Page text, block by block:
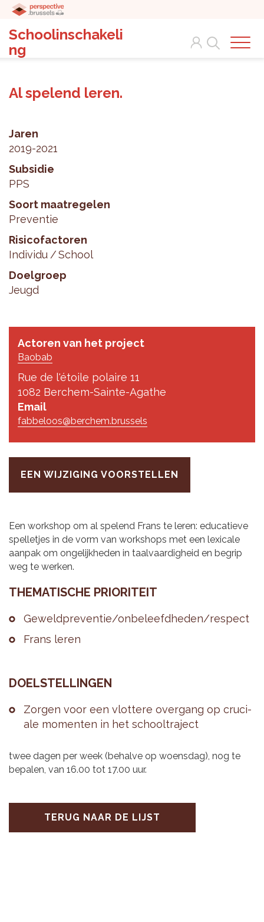
Schoolinschakeli
ng
Search
Al spelend leren.
Jaren
2019-2021
Subsidie
PPS
Soort maatregelen
Preventie
Risicofactoren
Individu
School
Doelgroep
Jeugd
Actoren van het project
Baobab
Rue de l'étoile polaire 11
1082 Berchem-Sainte-Agathe
Email
fabbeloos@berchem.brussels
EEN WIJZIGING VOORSTELLEN
Een workshop om al spelend Frans te leren: educatieve
spelletjes in de vorm van workshops met een lexicale
aanpak om ongelijkheden in taalvaardigheid en begrip
weg te werken.
THE­MA­TI­SCHE PRI­O­RI­TEIT
Ge­weld­pre­ven­tie/on­be­leefd­he­den/res­pect
Frans leren
DOEL­STEL­LIN­GEN
Zor­gen voor een vlot­te­re over­gang op cru­ci­
a­le mo­men­ten in het school­tra­ject
twee dagen per week (behalve op woensdag), nog te
bepalen, van 16.00 tot 17.00 uur.
TERUG NAAR DE LIJST